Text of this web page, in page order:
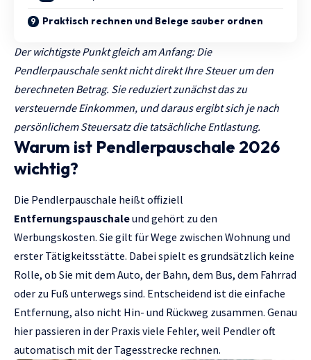
Praktisch rechnen und Belege sauber ordnen
Der wichtigste Punkt gleich am Anfang: Die
Pendlerpauschale senkt nicht direkt Ihre Steuer um den
berechneten Betrag. Sie reduziert zunächst das zu
versteuernde Einkommen, und daraus ergibt sich je nach
persönlichem Steuersatz die tatsächliche Entlastung.
Warum ist Pendlerpauschale 2026
wichtig?
Die Pendlerpauschale heißt offiziell
Entfernungspauschaleund gehört zu den
Werbungskosten. Sie gilt für Wege zwischen Wohnung und
erster Tätigkeitsstätte. Dabei spielt es grundsätzlich keine
Rolle, ob Sie mit dem Auto, der Bahn, dem Bus, dem Fahrrad
oder zu Fuß unterwegs sind. Entscheidend ist die einfache
Entfernung, also nicht Hin- und Rückweg zusammen. Genau
hier passieren in der Praxis viele Fehler, weil Pendler oft
automatisch mit der Tagesstrecke rechnen.